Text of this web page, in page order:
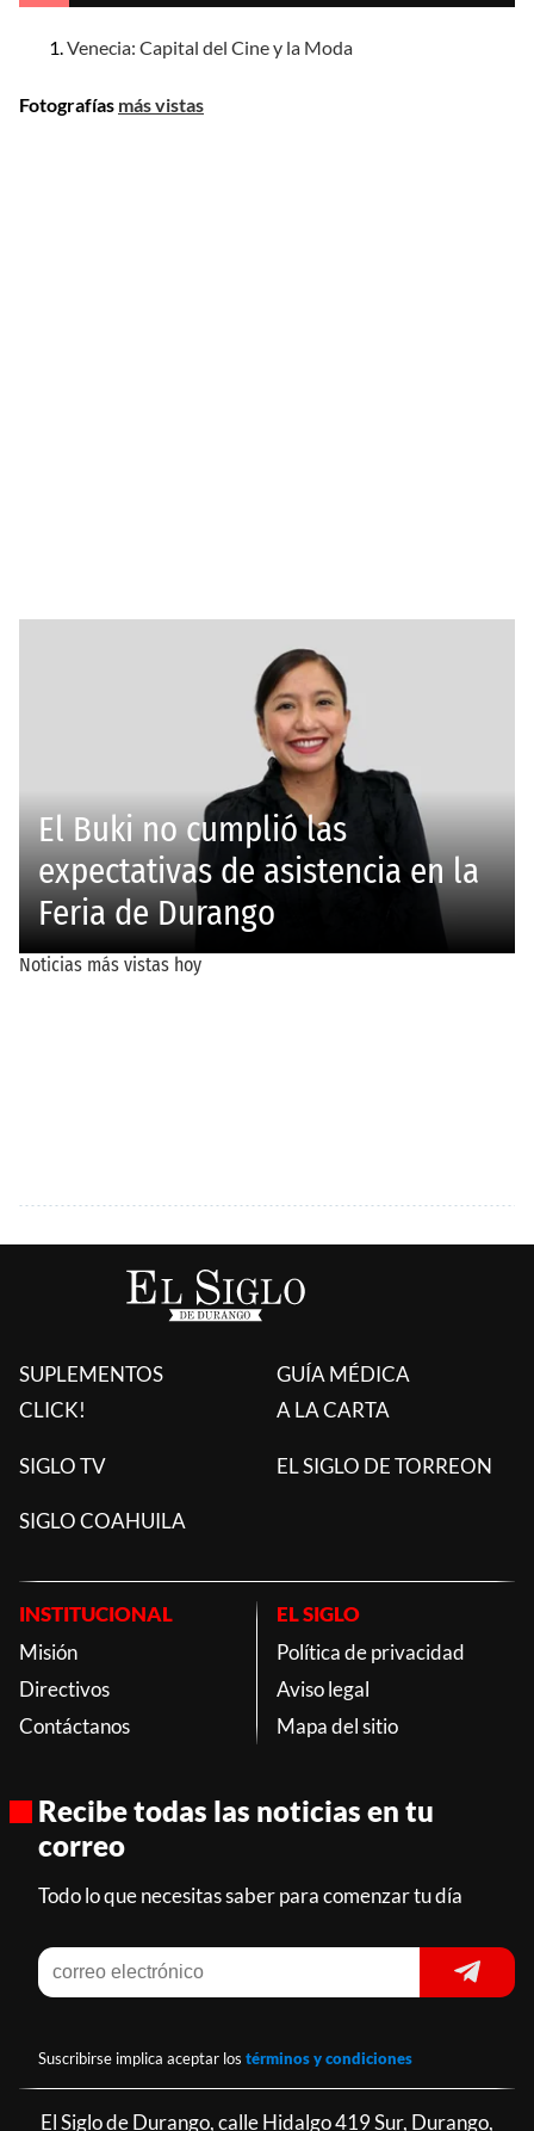
Venecia: Capital del Cine y la Moda
Fotografías más vistas
SUPLEMENTOS
CLICK!
GUÍA MÉDICA
A LA CARTA
SIGLO TV EL SIGLO DE TORREON
SIGLO COAHUILA
INSTITUCIONAL
Misión
Directivos
Contáctanos
EL SIGLO
Política de privacidad
Aviso legal
Mapa del sitio
Recibe todas las noticias en tu
correo
Todo lo que necesitas saber para comenzar tu día
Suscribirse implica aceptar los términos y condiciones
El Siglo de Durango, calle Hidalgo 419 Sur, Durango,